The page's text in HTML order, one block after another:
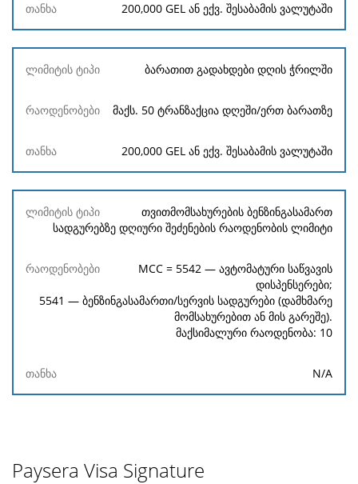
200,000 GEL ან ექვ. შესაბამის ვალუტაში
ბარათით გადახდები დღის ჭრილში
მაქს. 50 ტრანზაქცია დღეში/ერთ ბარათზე
200,000 GEL ან ექვ. შესაბამის ვალუტაში
თვითმომსახურების ბენზინგასამართ
სადგურებზე დღიური შეძენების რაოდენობის ლიმიტი
MCC = 5542 — ავტომატური საწვავის
დისპენსერები;
5541 — ბენზინგასამართი/სერვის სადგურები (დამხმარე
მომსახურებით ან მის გარეშე).
მაქსიმალური რაოდენობა: 10
N/A
Paysera Visa Signature